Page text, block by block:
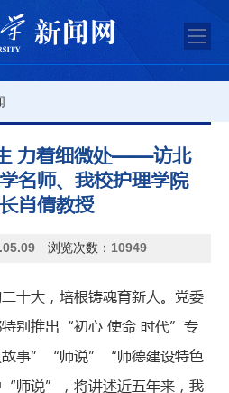
力着细微处——访北
名师、我校护理学院
肖倩教授
浏览次数： 10949
二十大，培根铸魂育新人。党委
特别推出“初心 使命 时代”专
故事”“师说”“师德建设特色
师说”，将讲述近五年来，我